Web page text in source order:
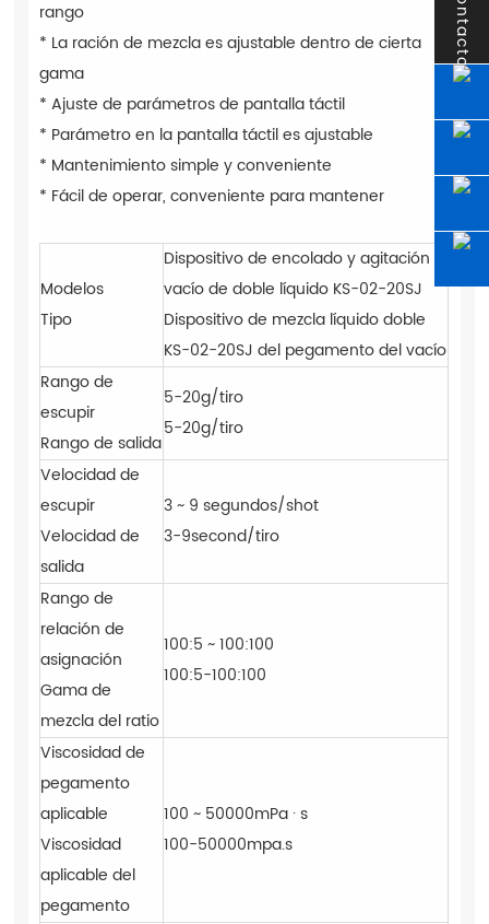
rango
* La ración de mezcla es ajustable dentro de cierta
gama
* Ajuste de parámetros de pantalla táctil
* Parámetro en la pantalla táctil es ajustable
* Mantenimiento simple y conveniente
* Fácil de operar, conveniente para mantener
Modelos
Tipo
Dispositivo de encolado y agitación al
vacío de doble líquido KS-02-20SJ
Dispositivo de mezcla líquido doble
KS-02-20SJ del pegamento del vacío
Rango de
escupir
Rango de salida
5-20g/tiro
5-20g/tiro
Velocidad de
escupir
Velocidad de
salida
3 ~ 9 segundos/shot
3-9second/tiro
Rango de
relación de
asignación
Gama de
mezcla del ratio
100:5 ~ 100:100
100:5-100:100
Viscosidad de
pegamento
aplicable
Viscosidad
aplicable del
pegamento
100 ~ 50000mPa · s
100-50000mpa.s
Contacto